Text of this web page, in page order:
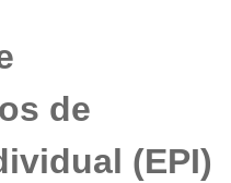
de
(EPI)